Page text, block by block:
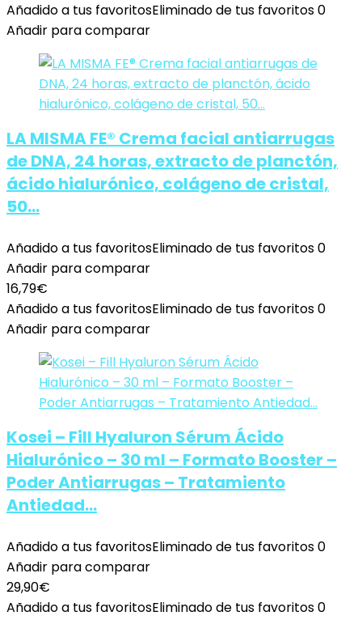
Añadido a tus favoritosEliminado de tus favoritos0
Añadir para comparar
LA MISMA FE® Crema facial antiarrugas
de DNA, 24 horas, extracto de planctón,
ácido hialurónico, colágeno de cristal,
50…
Añadido a tus favoritosEliminado de tus favoritos0
Añadir para comparar
16,79€
Añadido a tus favoritosEliminado de tus favoritos0
Añadir para comparar
Kosei – Fill Hyaluron Sérum Ácido
Hialurónico – 30 ml – Formato Booster –
Poder Antiarrugas – Tratamiento
Antiedad…
Añadido a tus favoritosEliminado de tus favoritos0
Añadir para comparar
29,90€
Añadido a tus favoritosEliminado de tus favoritos0